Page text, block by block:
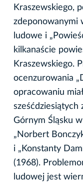
Kraszewskiego,
zdeponowanymi
ludowe i
kilkanaście
Kraszewskiego.
ocenzurowania
opracowaniu
sześćdziesiątych
Górnym Śląsku
„Norbert
i „Konstanty
(1968).
ludowej jest